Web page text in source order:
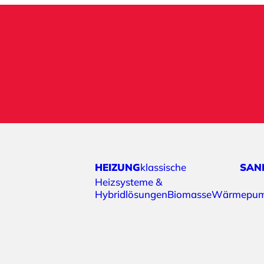
HEIZUNGKlassische
Heizsysteme &
HybridlösungenBiomasse
Wärmepumpe